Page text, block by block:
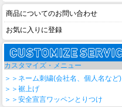
商品についてのお問い合わせ
お気に入りに登録
カスタマイズ・メニュー
＞＞ネーム刺繍(会社名、個人名など)
＞＞裾上げ
＞＞安全宣言ワッペンとりつけ